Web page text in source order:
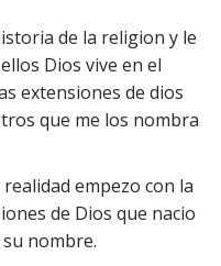
de la religion y le
Dios vive en el
extensiones de dios
que me los nombra
empezo con la
de Dios que nacio
nombre.